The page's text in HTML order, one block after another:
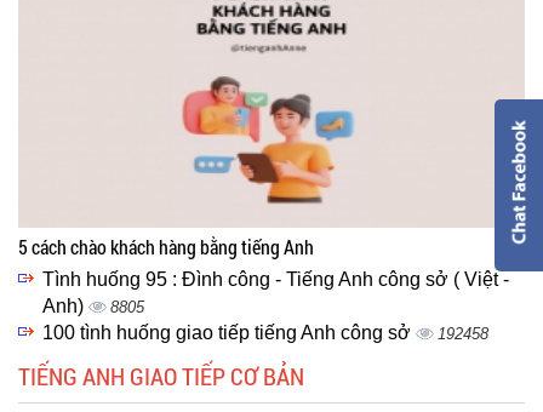
5 cách chào khách hàng bằng tiếng Anh
Tình huống 95 : Đình công - Tiếng Anh công sở ( Việt -
Anh)
8805
100 tình huống giao tiếp tiếng Anh công sở 192458
TIẾNG ANH GIAO TIẾP CƠ BẢN